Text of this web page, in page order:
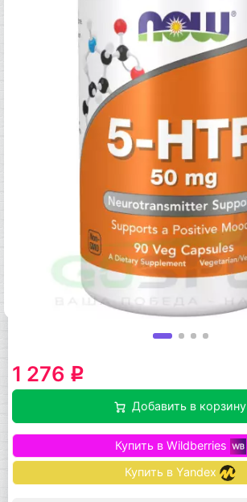
1 276 q
Добавить в корзину
Купить в Wildberries
Купить в Yandex